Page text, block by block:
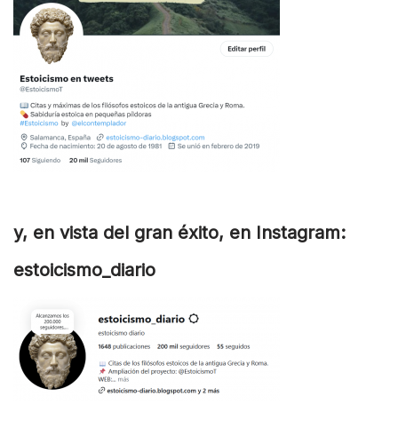
y, en vista del gran éxito, en Instagram:
estoicismo_diario